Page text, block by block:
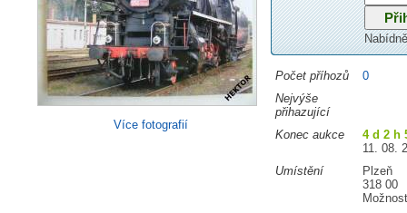
Více fotografií
Počet příhozů
0
Nejvýše
přihazující
Konec aukce
4 d 2 h
11. 08.
Umístění
Plzeň
318 00